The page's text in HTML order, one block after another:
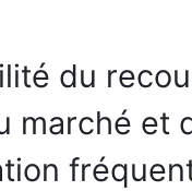
du
marché et